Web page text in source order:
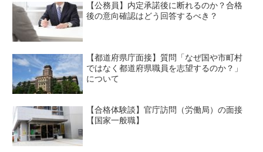
【公務員】内定承諾後に断れるのか？合格
後の意向確認はどう回答するべき？
【都道府県庁面接】質問「なぜ国や市町村
ではなく都道府県職員を志望するのか？」
について
【合格体験談】官庁訪問（労働局）の面接
【国家一般職】